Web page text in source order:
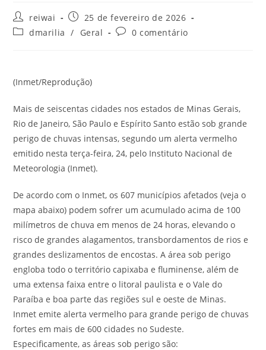
Autor
do
post:
reiwai
Post
publicado:
25 de fevereiro de 2026
Categoria
dmarilia / Geral
Comentários
0 comentário
(Inmet/Reprodução)
Mais de seiscentas cidades nos estados de Minas Gerais,
Rio de Janeiro, São Paulo e Espírito Santo estão sob grande
perigo de chuvas intensas, segundo um alerta vermelho
emitido nesta terça-feira, 24, pelo Instituto Nacional de
Meteorologia (Inmet).
De acordo com o Inmet, os 607 municípios afetados (veja o
mapa abaixo) podem sofrer um acumulado acima de 100
milímetros de chuva em menos de 24 horas, elevando o
risco de grandes alagamentos, transbordamentos de rios e
grandes deslizamentos de encostas. A área sob perigo
engloba todo o território capixaba e fluminense, além de
uma extensa faixa entre o litoral paulista e o Vale do
Paraíba e boa parte das regiões sul e oeste de Minas.
Inmet emite alerta vermelho para grande perigo de chuvas
fortes em mais de 600 cidades no Sudeste.
Especificamente, as áreas sob perigo são: